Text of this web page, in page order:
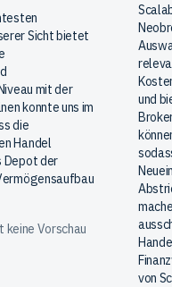
Sicht bietet
mit der
konnte uns im
die
Handel
Depot der
Vorschau
und
von